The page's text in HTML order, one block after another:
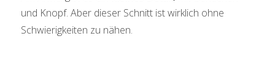
und Knopf. Aber dieser Schnitt ist wirklich ohne
Schwierigkeiten zu nähen.